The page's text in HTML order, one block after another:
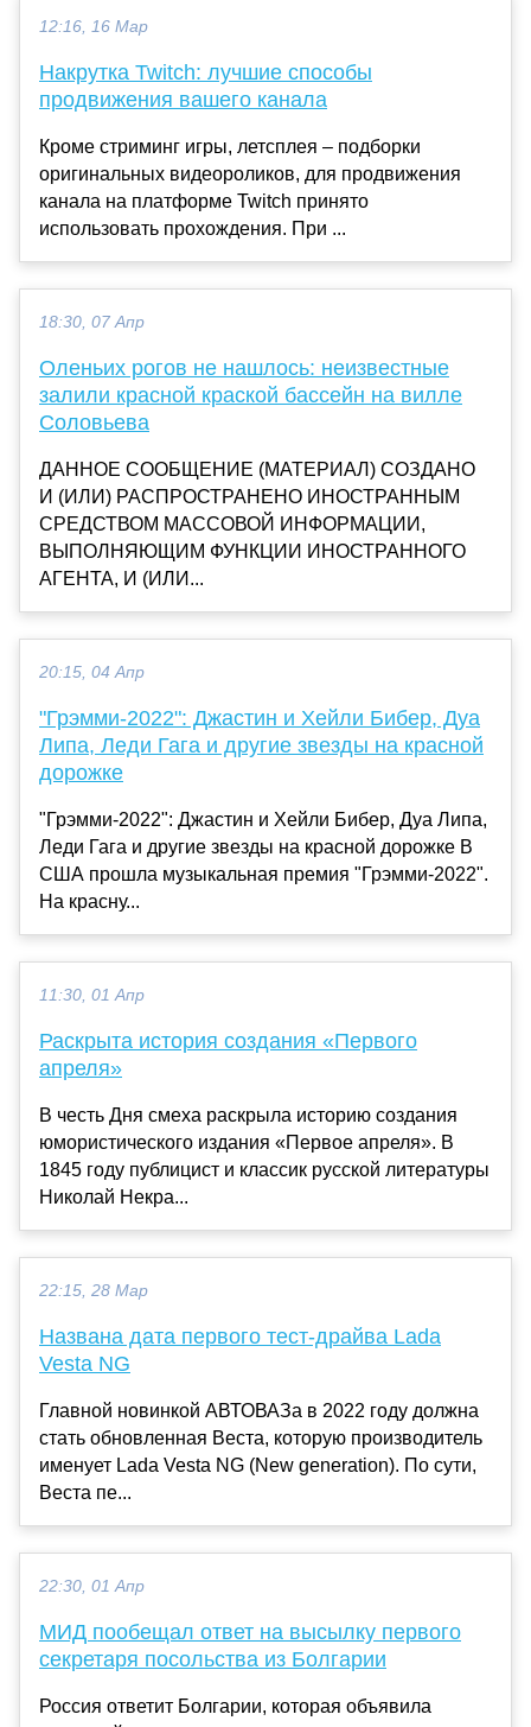
12:16, 16 Мар
Накрутка Twitch: лучшие способы
продвижения вашего канала
Кроме стриминг игры, летсплея – подборки
оригинальных видеороликов, для продвижения
канала на платформе Twitch принято
использовать прохождения. При ...
18:30, 07 Апр
Оленьих рогов не нашлось: неизвестные
залили красной краской бассейн на вилле
Соловьева
ДАННОЕ СООБЩЕНИЕ (МАТЕРИАЛ) СОЗДАНО
И (ИЛИ) РАСПРОСТРАНЕНО ИНОСТРАННЫМ
СРЕДСТВОМ МАССОВОЙ ИНФОРМАЦИИ,
ВЫПОЛНЯЮЩИМ ФУНКЦИИ ИНОСТРАННОГО
АГЕНТА, И (ИЛИ...
20:15, 04 Апр
"Грэмми-2022": Джастин и Хейли Бибер, Дуа
Липа, Леди Гага и другие звезды на красной
дорожке
"Грэмми-2022": Джастин и Хейли Бибер, Дуа Липа,
Леди Гага и другие звезды на красной дорожке В
США прошла музыкальная премия "Грэмми-2022".
На красну...
11:30, 01 Апр
Раскрыта история создания «Первого
апреля»
В честь Дня смеха раскрыла историю создания
юмористического издания «Первое апреля». В
1845 году публицист и классик русской литературы
Николай Некра...
22:15, 28 Мар
Названа дата первого тест-драйва Lada
Vesta NG
Главной новинкой АВТОВАЗа в 2022 году должна
стать обновленная Веста, которую производитель
именует Lada Vesta NG (New generation). По сути,
Веста пе...
22:30, 01 Апр
МИД пообещал ответ на высылку первого
секретаря посольства из Болгарии
Россия ответит Болгарии, которая объявила